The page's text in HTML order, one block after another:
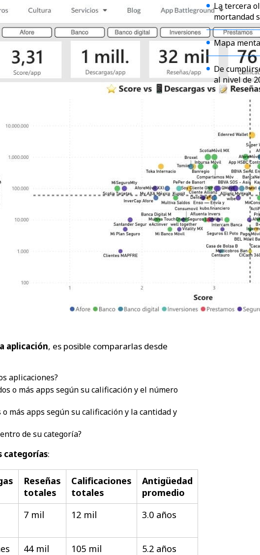
aplicación, es posible compararlas desde
aplicaciones?
o más apps según su calificación y el número
más apps según su calificación y la cantidad y
de su categoría?
categorías:
Reseñas
totales
Calificaciones
totales
Antigüedad
promedio
7 mil 12 mil 3.0 años
44 mil 105 mil 5.2 años
La tercera
mortandad
Mapa
De
al nivel de